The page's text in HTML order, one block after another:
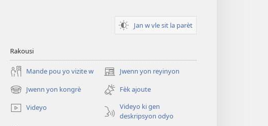
Jan w vle sit la parèt
Rakousi
Mande pou yo vizite w Jwenn yon reyinyon
(opens
new
window)
Jwenn yon kongrè
(opens
new
window)
Fèk ajoute
Videyo
Videyo ki gen
deskripsyon odyo